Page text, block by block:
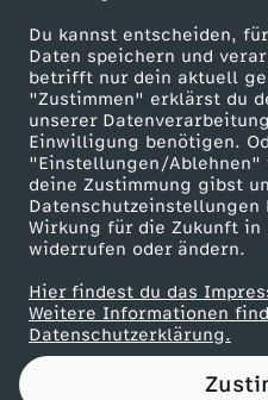
Du kannst entscheiden,
Daten speichern und
betrifft nur dein aktuell
"Zustimmen" erklärst du
unserer
Einwilligung benötigen.
"Einstellungen/Ablehnen"
deine Zustimmung gibst
Wirkung für die Zukunft in
widerrufen oder ändern.
Hier findest du das
Weitere Informationen
Datenschutzerklärung.
D
)
z
u
r
R
e
ZDF goes Schule
Werbefernsehen
Mainzelmännchen
Partner